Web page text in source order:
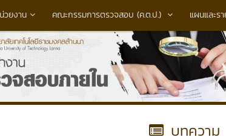
วยงาน คณะกรรมการตรวจสอบ (ค.ต.ป.) แผนและร
บทความ